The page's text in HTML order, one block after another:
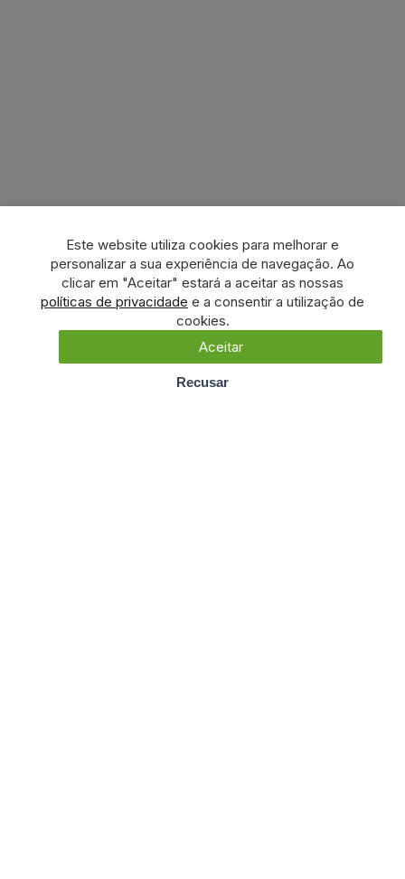
Este website utiliza cookies para melhorar e
personalizar a sua experiência de navegação. Ao
clicar em "Aceitar" estará a aceitar as nossas
políticas de privacidade e a consentir a utilização de
cookies.
Aceitar
Recusar